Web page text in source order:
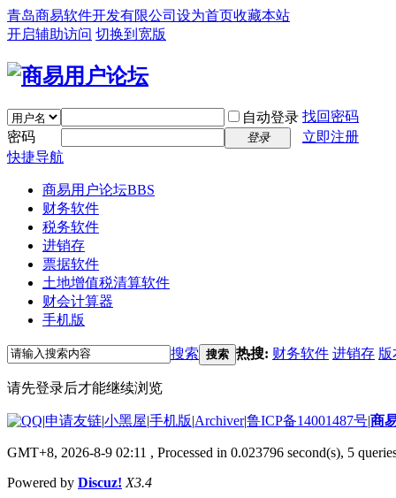
青岛商易软件开发有限公司 设为首页收藏本站
开启辅助访问 切换到宽版
自动登录 找回密码
密码
登录
立即注册
快捷导航
商易用户论坛BBS
财务软件
税务软件
进销存
票据软件
土地增值税清算软件
财会计算器
手机版
搜索 搜索 热搜: 财务软件 进销存 版
请先登录后才能继续浏览
|申请友链|小黑屋|手机版|Archiver|鲁ICP备14001487号|商
GMT+8, 2026-8-9 02:11 , Processed in 0.023796 second(s), 5
Powered by Discuz! X3.4